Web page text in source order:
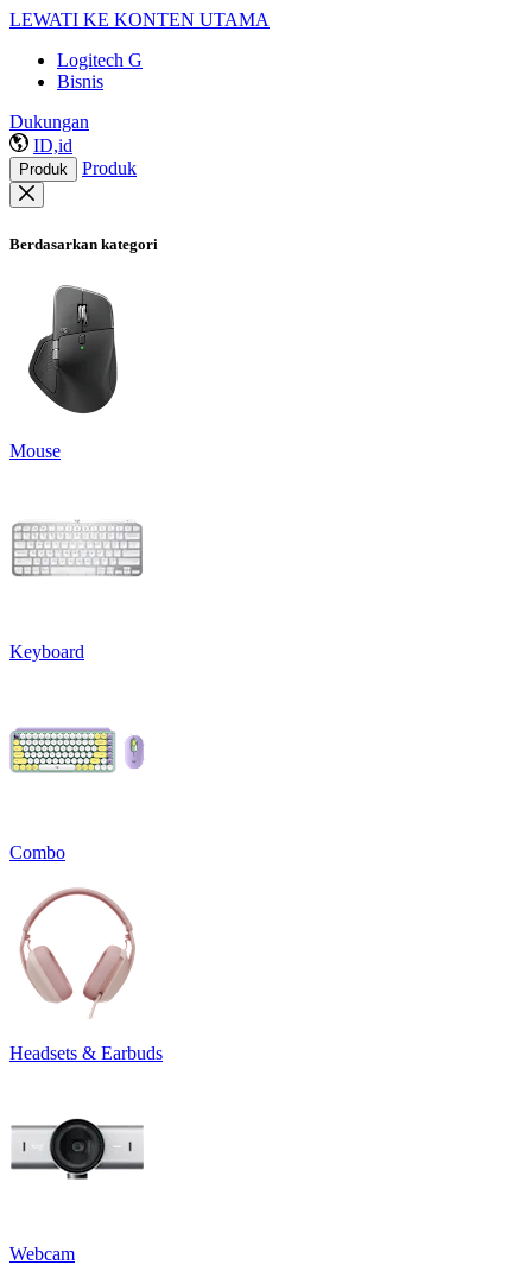
LEWATI KE KONTEN UTAMA
Logitech G
Bisnis
Dukungan
ID,id
Produk Produk
Berdasarkan kategori
Mouse
Keyboard
Combo
Headsets & Earbuds
Webcam